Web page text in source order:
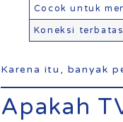
Cocok untuk
Koneksi terbatas
Karena itu, banyak
Apakah